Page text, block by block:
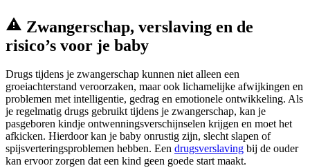
Zwangerschap, verslaving en de
risico’s voor je baby
Drugs tijdens je zwangerschap kunnen niet alleen een
groeiachterstand veroorzaken, maar ook lichamelijke afwijkingen en
problemen met intelligentie, gedrag en emotionele ontwikkeling. Als
je regelmatig drugs gebruikt tijdens je zwangerschap, kan je
pasgeboren kindje ontwenningsverschijnselen krijgen en moet het
afkicken. Hierdoor kan je baby onrustig zijn, slecht slapen of
spijsverteringsproblemen hebben. Een drugsverslaving bij de ouder
kan ervoor zorgen dat een kind geen goede start maakt.